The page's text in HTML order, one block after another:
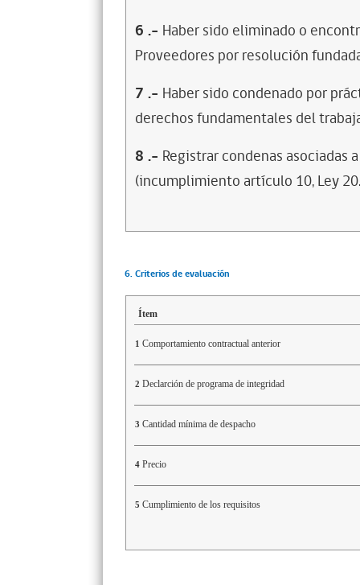
6 .- Haber sido eliminado o
Proveedores por resolución
7 .- Haber sido condenado por
derechos fundamentales del
8 .- Registrar condenas asociadas
(incumplimiento artículo 10, Ley
6. Criterios de evaluación
Ítem
1 Comportamiento contractual anterior
2 Declarción de programa de integridad
3 Cantidad mínima de despacho
4 Precio
5 Cumplimiento de los requisitos